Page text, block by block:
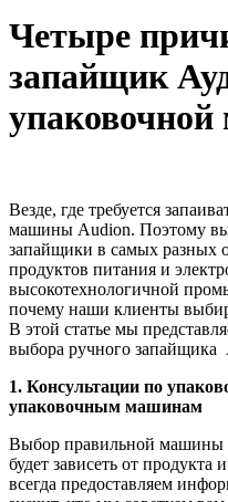
Четыре
запайщик
Везде, где требуется
машины Audion. Поэтому
запайщики в самых разных
продуктов питания и
высокотехнологичной
почему наши клиенты
В этой статье мы
выбора ручного запайщика
1. Консультации по
упаковочным машинам
Выбор правильной машины
будет зависеть от
всегда предоставляем